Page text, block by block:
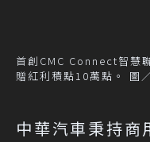
首創CMC Connect智慧
贈紅利積點10萬點。 圖
中華汽車秉持商